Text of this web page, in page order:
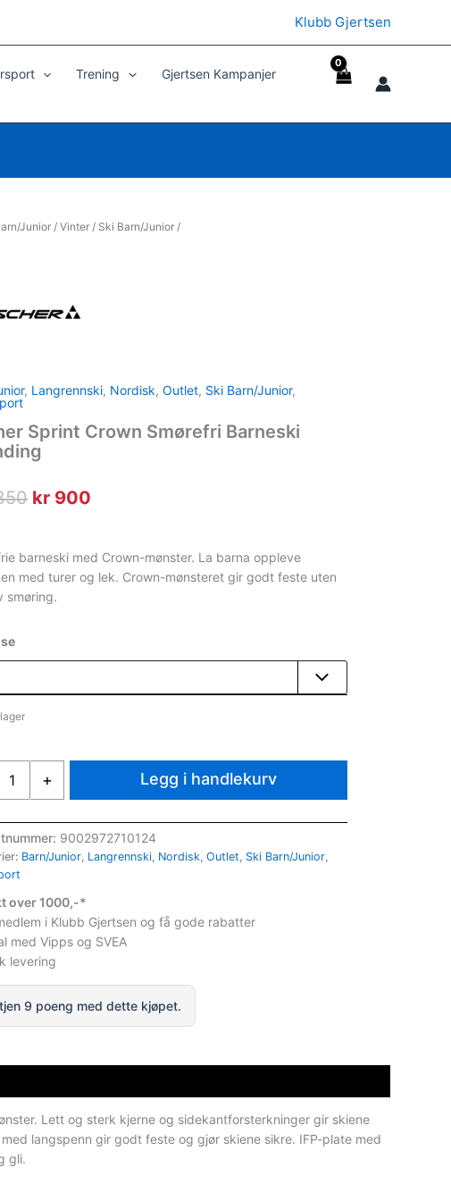
Klubb Gjertsen
Trening
Gjertsen Kampanjer
Junior/ Vinter/ Ski Barn/Junior/
, Langrennski, Nordisk, Outlet, Ski Barn/Junior,
Sprint Crown Smørefri Barneski
Opprinnelig
var:
kr 1
350.
kr900Nåværende
er:
kr 900.
barneski med Crown-mønster. La barna oppleve
med turer og lek. Crown-mønsteret gir godt feste uten
smøring.
+ Legg i handlekurv
9002972710124
Barn/Junior, Langrennski, Nordisk, Outlet, Ski Barn/Junior,
over 1000,-*
i Klubb Gjertsen og få gode rabatter
med Vipps og SVEA
levering
9 poeng med dette kjøpet.
Lett og sterk kjerne og sidekantforsterkninger gir skiene
langspenn gir godt feste og gjør skiene sikre. IFP-plate med
gli.